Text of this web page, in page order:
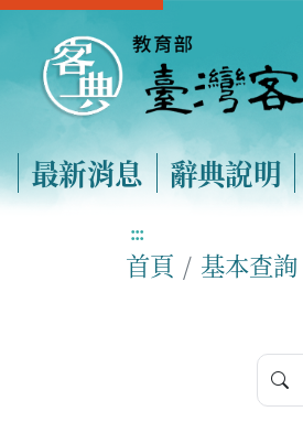
最新消息 辭典說明
:::
首頁 基本查詢